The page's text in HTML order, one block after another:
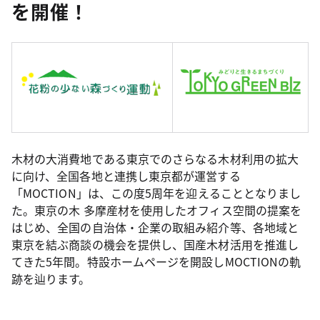
を開催！
木材の大消費地である東京でのさらなる木材利用の拡大
に向け、全国各地と連携し東京都が運営する
「MOCTION」は、この度5周年を迎えることとなりまし
た。東京の木 多摩産材を使用したオフィス空間の提案を
はじめ、全国の自治体・企業の取組み紹介等、各地域と
東京を結ぶ商談の機会を提供し、国産木材活用を推進し
てきた5年間。特設ホームページを開設しMOCTIONの軌
跡を辿ります。